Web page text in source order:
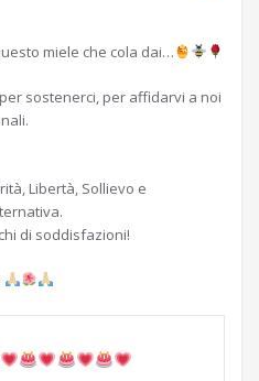
miele che cola dai…
sostenerci, per affidarvi a noi
Libertà, Sollievo e
di soddisfazioni!